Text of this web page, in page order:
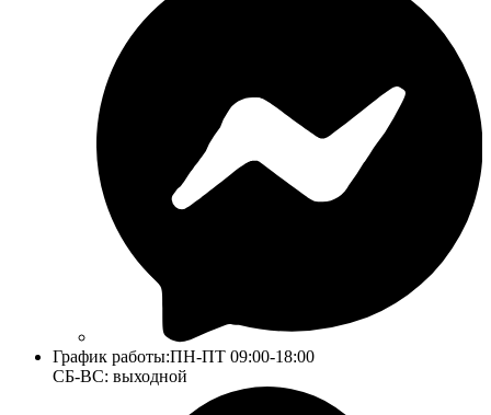
График работы:ПН-ПТ 09:00-18:00
СБ-ВС: выходной